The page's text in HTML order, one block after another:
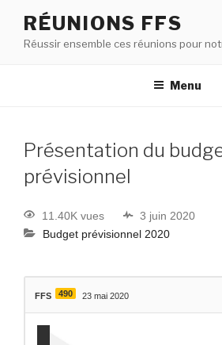
RÉUNIONS FFS
Réussir ensemble ces réunions pour
Menu
Présentation du
prévisionnel
11.40K vues
3 juin 2020
Budget prévisionnel 2020
FFS 490 23 mai 2020